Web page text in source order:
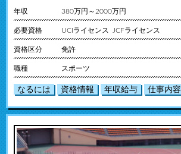
年収 380万円～2000万円
必要資格 UCIライセンス JCFライセンス
資格区分 免許
職種 スポーツ
なるには 資格情報 年収給与 仕事内容